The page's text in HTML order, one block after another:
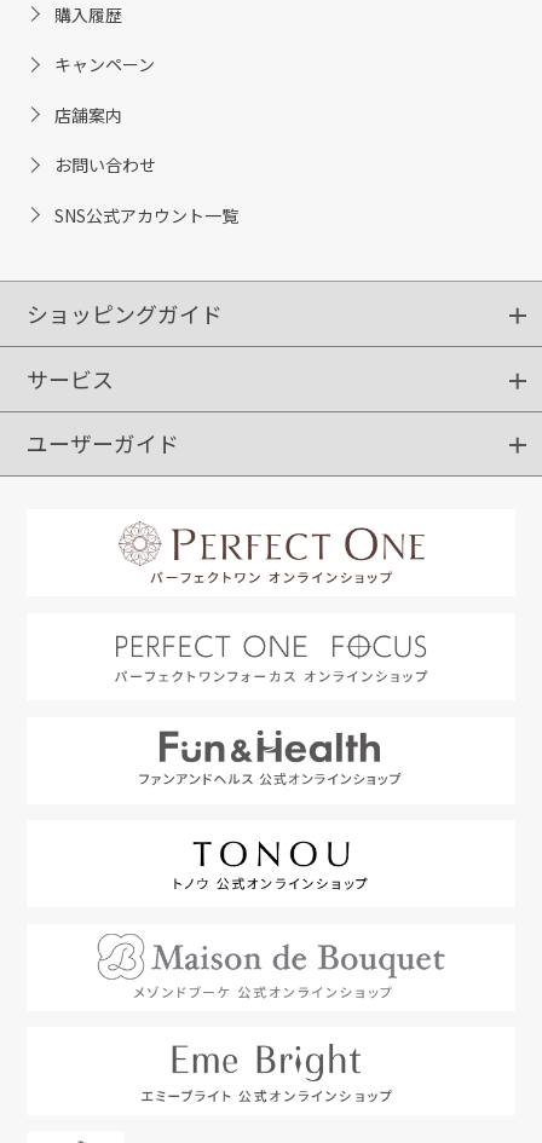
購入履歴
キャンペーン
店舗案内
お問い合わせ
SNS公式アカウント一覧
ショッピングガイド
ショッピングガイド
ご注文方法
送料・配送
クーポンご利用方法
サービス
定期購入
ポイントサービス
お知らせメール
ユーザーガイド